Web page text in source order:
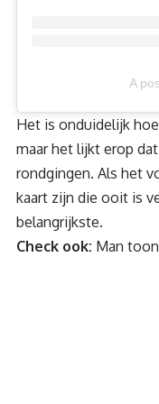
A
Het is onduidelijk
maar het lijkt erop
rondgingen. Als het
kaart zijn die ooit is
belangrijkste.
Check ook: Man